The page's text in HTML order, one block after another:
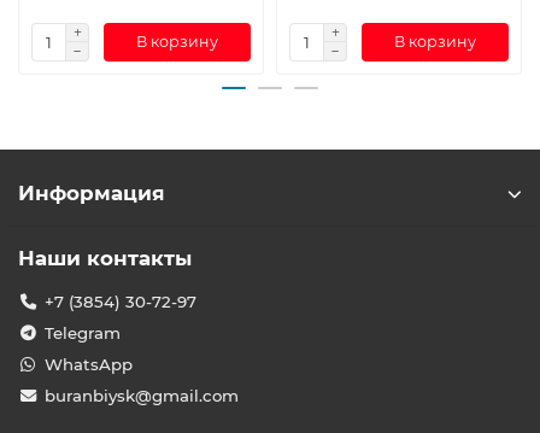
В корзину В корзину
Информация
Наши контакты
+7 (3854) 30-72-97
Telegram
WhatsApp
buranbiysk@gmail.com